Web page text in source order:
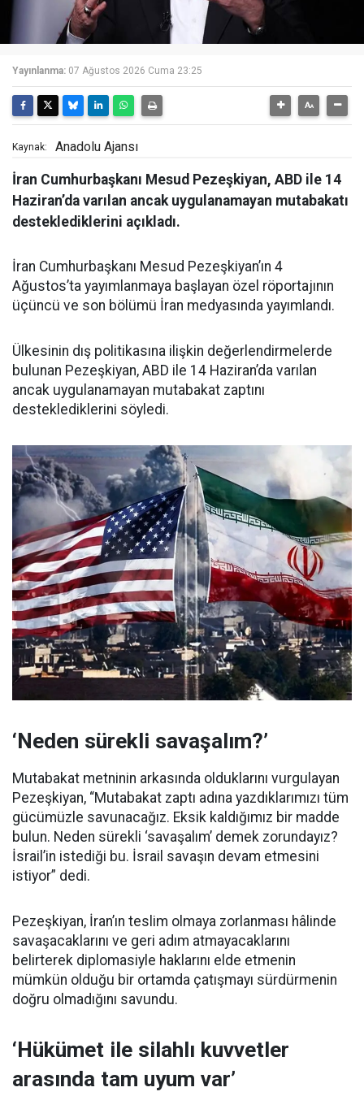
Yayınlanma: 07 Ağustos 2026 Cuma 23:25
Kaynak: Anadolu Ajansı
İran Cumhurbaşkanı Mesud Pezeşkiyan, ABD ile 14
Haziran’da varılan ancak uygulanamayan mutabakatı
desteklediklerini açıkladı.
İran Cumhurbaşkanı Mesud Pezeşkiyan’ın 4
Ağustos’ta yayımlanmaya başlayan özel röportajının
üçüncü ve son bölümü İran medyasında yayımlandı.
Ülkesinin dış politikasına ilişkin değerlendirmelerde
bulunan Pezeşkiyan, ABD ile 14 Haziran’da varılan
ancak uygulanamayan mutabakat zaptını
desteklediklerini söyledi.
‘Neden sürekli savaşalım?’
Mutabakat metninin arkasında olduklarını vurgulayan
Pezeşkiyan, “Mutabakat zaptı adına yazdıklarımızı tüm
gücümüzle savunacağız. Eksik kaldığımız bir madde
bulun. Neden sürekli ‘savaşalım’ demek zorundayız?
İsrail’in istediği bu. İsrail savaşın devam etmesini
istiyor” dedi.
Pezeşkiyan, İran’ın teslim olmaya zorlanması hâlinde
savaşacaklarını ve geri adım atmayacaklarını
belirterek diplomasiyle haklarını elde etmenin
mümkün olduğu bir ortamda çatışmayı sürdürmenin
doğru olmadığını savundu.
‘Hükümet ile silahlı kuvvetler
arasında tam uyum var’